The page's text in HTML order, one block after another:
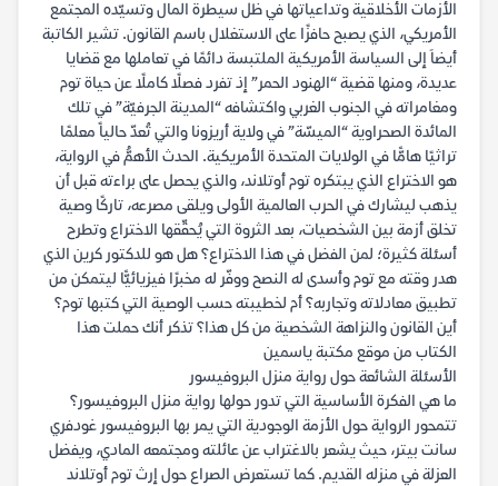
الأزمات الأخلاقية وتداعياتها في ظل سيطرة المال وتسيّده المجتمع
الأمريكي، الذي يصبح حافزًا على الاستغلال باسم القانون. تشير الكاتبة
أيضاَ إلى السياسة الأمريكية الملتبسة دائمًا في تعاملها مع قضايا
عديدة، ومنها قضية “الهنود الحمر” إذ تفرد فصلًا كاملًا عن حياة توم
ومغامراته في الجنوب الغربي واكتشافه “المدينة الجرفيّة” في تلك
المائدة الصحراوية “الميسّة” في ولاية أريزونا والتي تُعدّ حالياً معلمًا
تراثيًا هامًّا في الولايات المتحدة الأمريكية. الحدث الأهمُّ في الرواية،
هو الاختراع الذي يبتكره توم أوتلاند، والذي يحصل على براءته قبل أن
يذهب ليشارك في الحرب العالمية الأولى ويلقى مصرعه، تاركًا وصية
تخلق أزمة بين الشخصيات، بعد الثروة التي يُحقِّقها الاختراع وتطرح
أسئلة كثيرة؛ لمن الفضل في هذا الاختراع؟ هل هو للدكتور كرين الذي
هدر وقته مع توم وأسدى له النصح ووفّر له مخبرًا فيزيائيًّا ليتمكن من
تطبيق معادلاته وتجاربه؟ أم لخطيبته حسب الوصية التي كتبها توم؟
أين القانون والنزاهة الشخصية من كل هذا؟ تذكر أنك حملت هذا
الكتاب من موقع مكتبة ياسمين
الأسئلة الشائعة حول رواية منزل البروفيسور
ما هي الفكرة الأساسية التي تدور حولها رواية منزل البروفيسور؟
تتمحور الرواية حول الأزمة الوجودية التي يمر بها البروفيسور غودفري
سانت بيتر، حيث يشعر بالاغتراب عن عائلته ومجتمعه المادي، ويفضل
العزلة في منزله القديم. كما تستعرض الصراع حول إرث توم أوتلاند